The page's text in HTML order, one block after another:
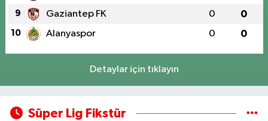
9 Gaziantep FK 0 0
10 Alanyaspor 0 0
Detaylar için tıklayın
Süper Lig Fikstür